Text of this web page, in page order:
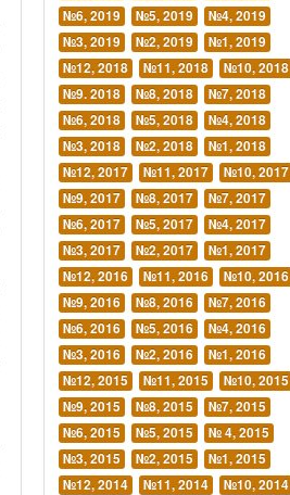
№6, 2019
№5, 2019
№4, 2019
№3, 2019
№2, 2019
№1, 2019
№12, 2018
№11, 2018
№10, 2018
№9. 2018
№8, 2018
№7, 2018
№6, 2018
№5, 2018
№4, 2018
№3, 2018
№2, 2018
№1, 2018
№12, 2017
№11, 2017
№10, 2017
№9, 2017
№8, 2017
№7, 2017
№6, 2017
№5, 2017
№4, 2017
№3, 2017
№2, 2017
№1, 2017
№12, 2016
№11, 2016
№10, 2016
№9, 2016
№8, 2016
№7, 2016
№6, 2016
№5, 2016
№4, 2016
№3, 2016
№2, 2016
№1, 2016
№12, 2015
№11, 2015
№10, 2015
№9, 2015
№8, 2015
№7, 2015
№6, 2015
№5, 2015
№ 4, 2015
№3, 2015
№2, 2015
№1, 2015
№12, 2014
№11, 2014
№10, 2014